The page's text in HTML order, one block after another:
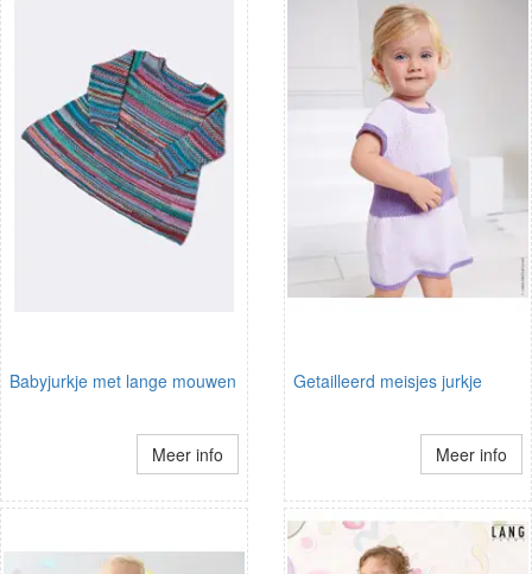
Babyjurkje met lange mouwen
Meer info
Getailleerd meisjes jurkje
Meer info